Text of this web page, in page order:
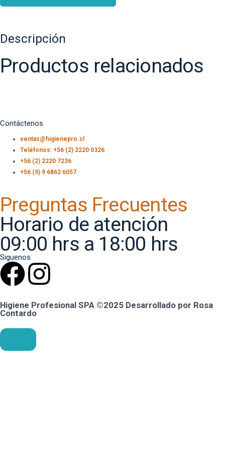
Descripción
Productos relacionados
Contáctenos
ventas@higienepro.cl
Teléfonos: +56 (2) 2220 0326
+56 (2) 2220 7236
+56 (9) 9 6862 6057
Preguntas Frecuentes
Horario de atención
09:00 hrs a 18:00 hrs
Siguenos
Higiene Profesional SPA ©2025 Desarrollado por Rosa
Contardo